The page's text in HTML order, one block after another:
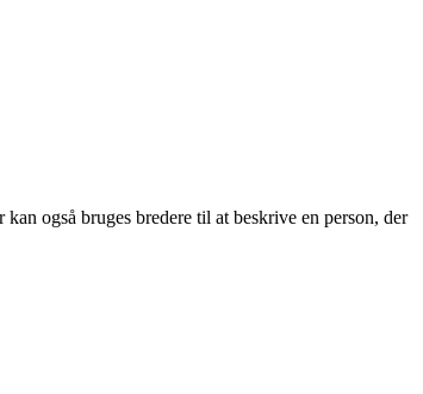
også bruges bredere til at beskrive en person, der